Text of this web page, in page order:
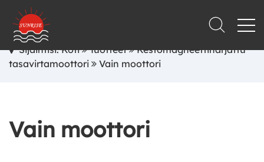
Sijaintisi: Koti Tuotteet
Kestomagneettiharjattu
tasavirtamoottori
Vain moottori
Vain moottori